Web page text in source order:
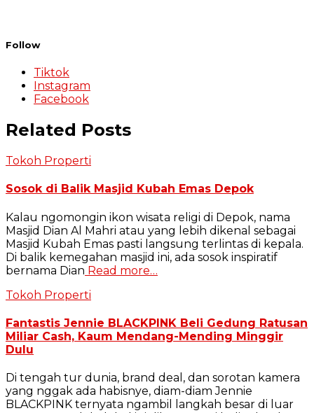
Follow
Tiktok
Instagram
Facebook
Related Posts
Tokoh Properti
Sosok di Balik Masjid Kubah Emas Depok
Kalau ngomongin ikon wisata religi di Depok, nama
Masjid Dian Al Mahri atau yang lebih dikenal sebagai
Masjid Kubah Emas pasti langsung terlintas di kepala.
Di balik kemegahan masjid ini, ada sosok inspiratif
bernama Dian Read more…
Tokoh Properti
Fantastis Jennie BLACKPINK Beli Gedung Ratusan
Miliar Cash, Kaum Mendang-Mending Minggir
Dulu
Di tengah tur dunia, brand deal, dan sorotan kamera
yang nggak ada habisnye, diam-diam Jennie
BLACKPINK ternyata ngambil langkah besar di luar